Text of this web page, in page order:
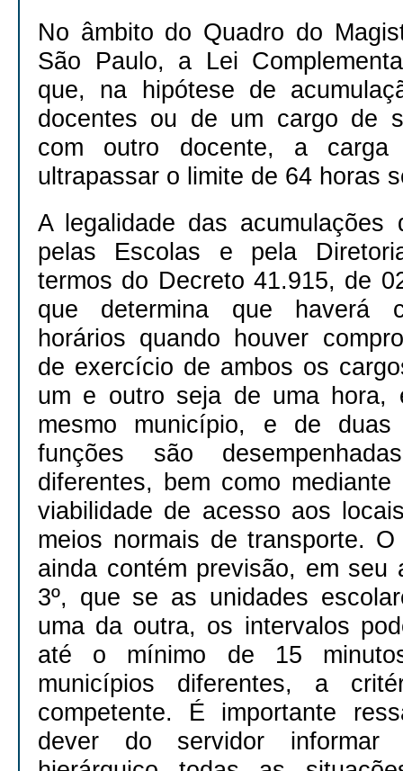
No âmbito do Quadro do
São Paulo, a Lei
que, na hipótese de
docentes ou de um cargo de
com outro docente, a
ultrapassar o limite de 64 horas
A legalidade das
pelas Escolas e pela
termos do Decreto 41.915, de
que determina que haverá
horários quando houver
de exercício de ambos os
um e outro seja de uma hora,
mesmo município, e de
funções são
diferentes, bem como
viabilidade de acesso aos
meios normais de transporte.
ainda contém previsão, em seu
3º, que se as unidades
uma da outra, os intervalos
até o mínimo de 15
municípios diferentes, a
competente. É importante
dever do servidor